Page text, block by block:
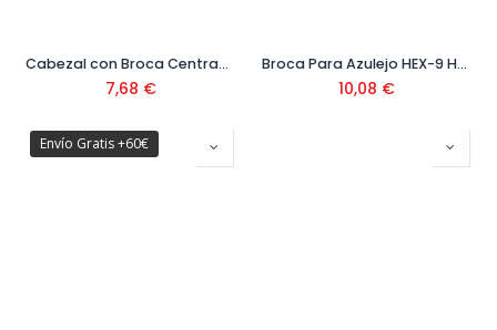
Cabezal con Broca Centradora Ref. 04992
7,68 €
Broca Para Azulejo HEX-9 Hard Ceramic 90 mm
10,08 €
Envío Gratis +60€